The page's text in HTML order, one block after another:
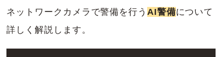
ネットワークカメラで警備を行う AI警備について
詳しく解説します。